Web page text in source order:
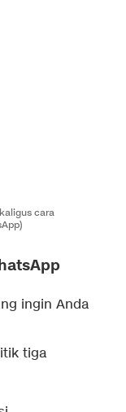
cara
ingin Anda
tiga